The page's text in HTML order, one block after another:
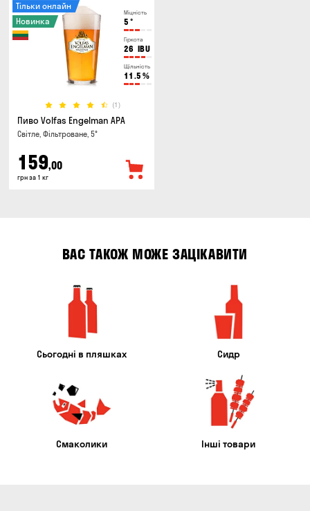
Міцність
5 °
Гіркота
26 IBU
Щільність
11.5 %
(1)
Тільки онлайн
Новинка
Пиво Volfas Engelman APA
Світле, Фільтроване, 5°
159,00
грн за 1 кг
ВАС ТАКОЖ МОЖЕ ЗАЦІКАВИТИ
Сьогодні в пляшках Сидр
Смаколики Інші товари